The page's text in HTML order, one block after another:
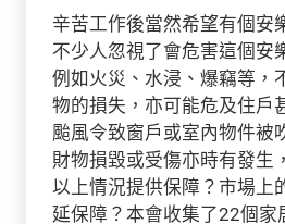
辛苦工作後當然希望有個安
不少人忽視了會危害這個安
例如火災、水浸、爆竊等，
物的損失，亦可能危及住戶
颱風令致窗戶或室內物件被
財物損毀或受傷亦時有發生
以上情況提供保障？市場上
延保障？本會收集了22個家